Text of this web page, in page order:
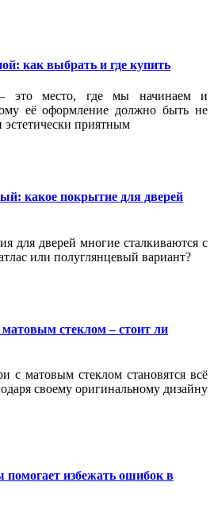
как выбрать и где купить
это место, где мы начинаем и
её оформление должно быть не
приятным
какое покрытие для дверей
для дверей многие сталкиваются с
или полуглянцевый вариант?
стеклом – стоит ли
с матовым стеклом становятся всё
своему оригинальному дизайну
помогает избежать ошибок в